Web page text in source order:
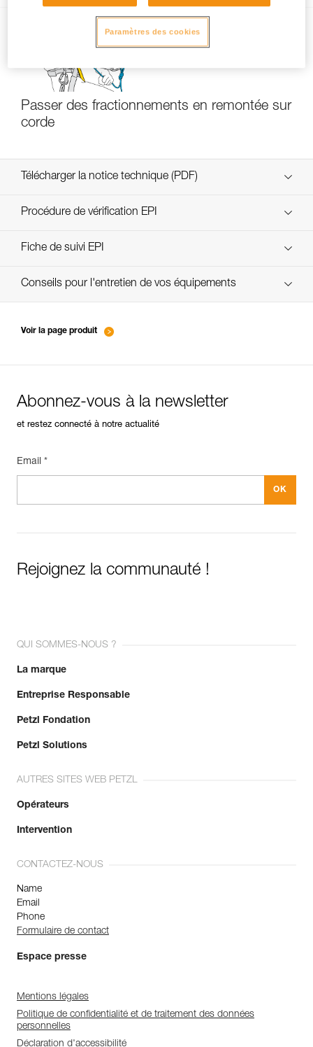
Passer des fractionnements en remontée sur
corde
Télécharger la notice technique (PDF)
Technical Notice
Procédure de vérification EPI
verif-EPI-bloqueur-procedure-FR
Fiche de suivi EPI
verif-EPI-bloqueur-suivi-FR
Conseils pour l'entretien de vos équipements
Voir la page produit
Abonnez-vous à la newsletter
et restez connecté à notre actualité
Email *
Rejoignez la communauté !
QUI SOMMES-NOUS ?
La marque
Entreprise Responsable
Petzl Fondation
Petzl Solutions
AUTRES SITES WEB PETZL
Opérateurs
Intervention
CONTACTEZ-NOUS
Name
Email
Phone
Formulaire de contact
Espace presse
Mentions légales
Politique de confidentialité et de traitement des données
personnelles
Déclaration d'accessibilité
Paramètres des cookies